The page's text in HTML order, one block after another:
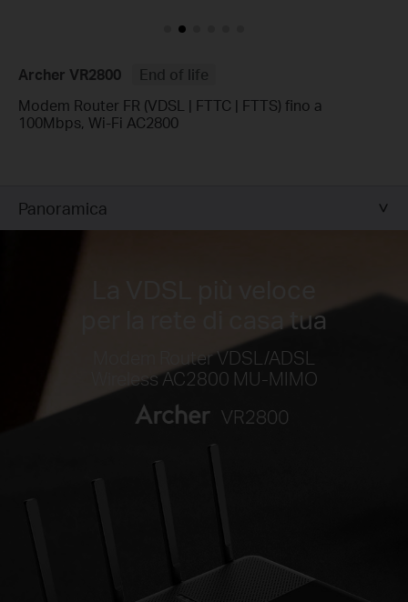
Archer VR2800
End of life
Modem Router FR (VDSL | FTTC | FTTS) fino a
100Mbps, Wi-Fi AC2800
Panoramica
per la rete di casa tua
Modem Router VDSL/ADSL
Wireless AC2800 MU-MIMO